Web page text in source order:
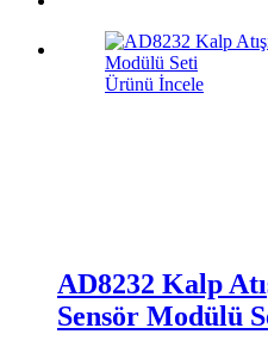
Ürünü İncele
AD8232 Kalp
Sensör Modülü